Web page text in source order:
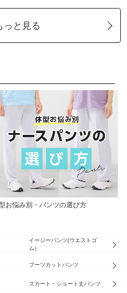
っと見る
お悩み別・パンツの選び方
イージーパンツ(ウエストゴ
ム）
ブーツカットパンツ
スカート・ショート丈パンツ